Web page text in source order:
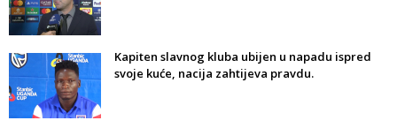
Kapiten slavnog kluba ubijen u napadu ispred
svoje kuće, nacija zahtijeva pravdu.